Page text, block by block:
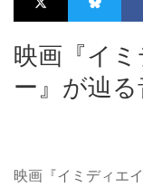
映画『イ
ー』が辿
映画『イミディエ